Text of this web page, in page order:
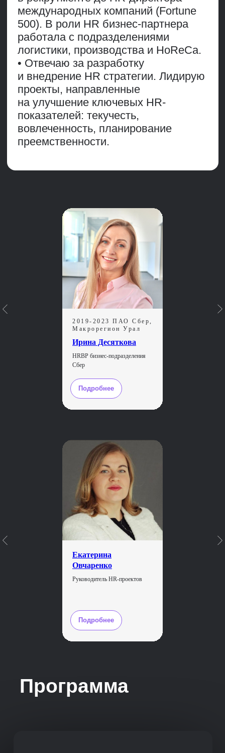
2019-2023 ПАО Сбер,
Макрорегион Урал
Ирина Десяткова
HRBP бизнес-подразделения
Сбер
Подробнее
Екатерина
Овчаренко
Руководитель HR-проектов
Подробнее
операционные метрики обучения и
развития
Оценка эффективности обучения
Обучение и удержание персонала
Обучение и результативность
Обучение и карьерный рост
Обучение и вовлеченность
Какие данные нужны в каждом
случае, как будет выглядеть
исследование и его результат,
какие дополнительные параметры
необходимо учесть
Скачать программу в PDF
Что
в курсе
Поддержка куратора
Дополнительные вебинары
и мастер-классы
Вы можете посетить дополнительные встречи
с экспертами, которые не входят в основную
программу курса, по интересующим вас темам
(анонсируем заранее) и забрать ценные советы
Средний HR-опыт наших
студентов — 10 лет
Вы получите дополнительный источник
Онлайн-экскурсии к HR бизнес-
партнерам в Skyeng и Softline
Вы узнаете лучшие практики HR
BP в России, побывав на экскурсиях
в двух топовых компаниях
Готовый пакет документов
Официальное повышение
квалификации
и покажем, как ими лучше пользоваться